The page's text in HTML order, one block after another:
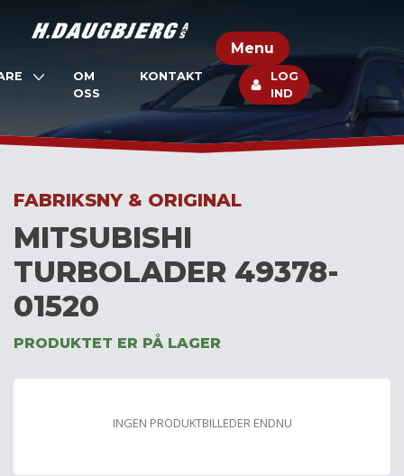
Menu
OM
OSS
KONTAKT
LOG
IND
FABRIKSNY & ORIGINAL
MITSUBISHI
TURBOLADER 49378-
01520
PRODUKTET ER PÅ LAGER
INGEN PRODUKTBILLEDER ENDNU